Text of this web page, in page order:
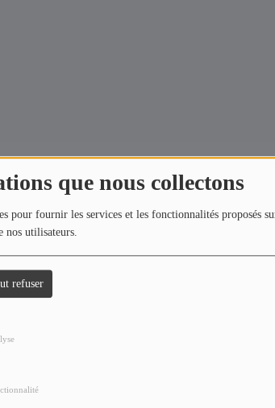
que nous collectons
pour fournir les services et les fonctionnalités proposés
nos utilisateurs.
refuser